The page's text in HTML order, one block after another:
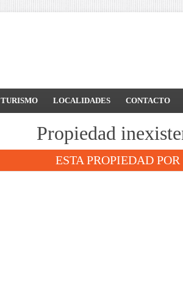
TURISMO LOCALIDADES CONTACTO
Propiedad
ESTA PROPIEDAD